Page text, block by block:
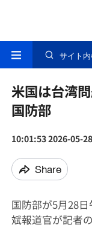
サイト
米国は台湾
国防部
10:01:53 2026-05-28
Share
国防部が5月28
斌報道官が記者